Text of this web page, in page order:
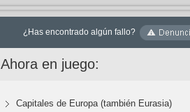
¿Has encontrado algún fallo?
Ahora en juego:
Capitales de Europa (también Eurasia)